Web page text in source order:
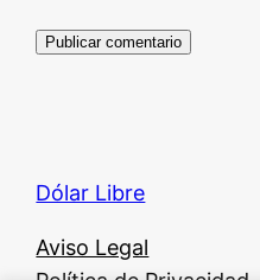
Dólar Libre
Aviso Legal